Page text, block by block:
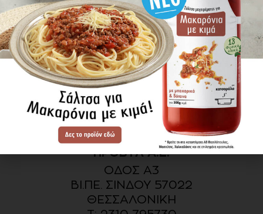
ΕΓΓΡΑΦΗ
SITE MAP
ΠΡΟΪΟΝΤΑ
ΣΥΝΤΑΓΕΣ
Η ΙΣΤΟΡΙΑ ΜΑΣ
VIDEOS
ΠΡΟΒΥΛ Α.Ε.
ΟΔΟΣ Α3
ΒΙ.ΠΕ. ΣΙΝΔΟΥ 57022
ΘΕΣΣΑΛΟΝΙΚΗ​